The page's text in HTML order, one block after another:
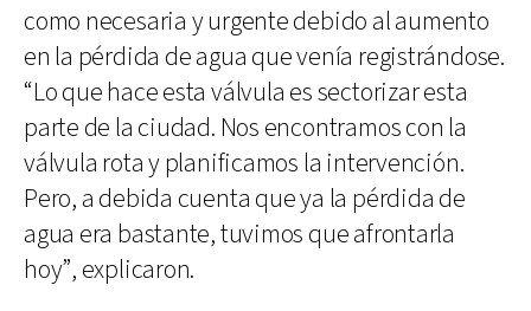
como necesaria y urgente debido al aumento
en la pérdida de agua que venía registrándose.
“Lo que hace esta válvula es sectorizar esta
parte de la ciudad. Nos encontramos con la
válvula rota y planificamos la intervención.
Pero, a debida cuenta que ya la pérdida de
agua era bastante, tuvimos que afrontarla
hoy”, explicaron.